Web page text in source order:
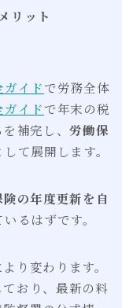
リット
イドで労務全体
イドで年末の税
補完し、労働保
して展開します。
険の年度更新を自
るはずです。
り変わります。
おり、最新の料